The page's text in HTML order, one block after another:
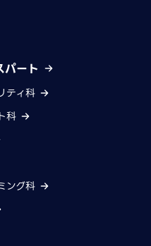
パート
ティ科
科
ング科